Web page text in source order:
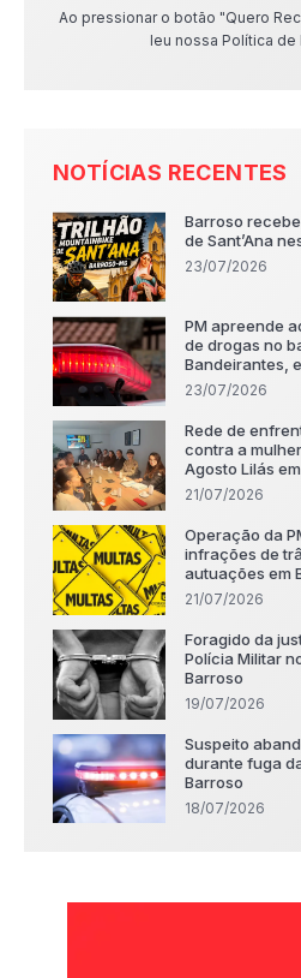
Ao pressionar o botão "Quero
leu nossa Política de
NOTÍCIAS RECENTES
Barroso
de Sant’Ana
23/07/2026
PM apreende
de drogas no
Bandeirantes,
23/07/2026
Rede de
contra a
Agosto Lilás
21/07/2026
Operação da
infrações de
autuações em
21/07/2026
Foragido da
Polícia Militar
Barroso
19/07/2026
Suspeito
durante fuga
Barroso
18/07/2026